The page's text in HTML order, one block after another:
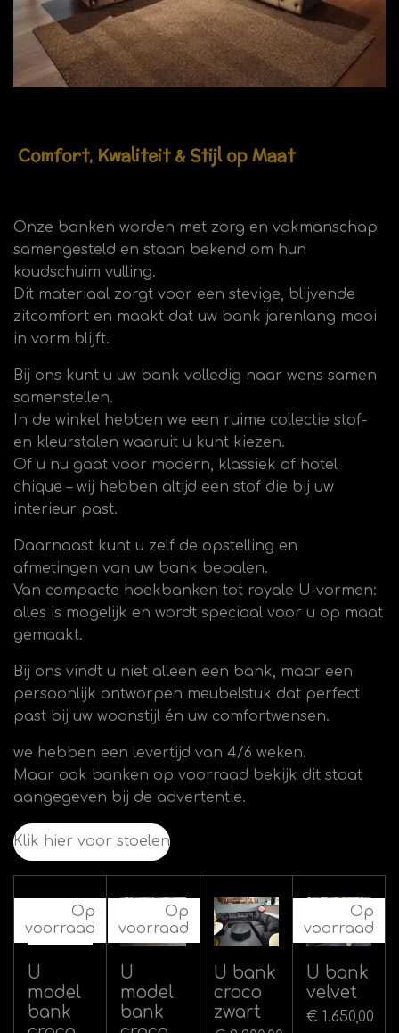
Comfort, Kwaliteit & Stijl op Maat
Onze banken worden met zorg en vakmanschap
samengesteld en staan bekend om hun
koudschuim vulling.
Dit materiaal zorgt voor een stevige, blijvende
zitcomfort en maakt dat uw bank jarenlang mooi
in vorm blijft.
Bij ons kunt u uw bank volledig naar wens samen
samenstellen.
In de winkel hebben we een ruime collectie stof-
en kleurstalen waaruit u kunt kiezen.
Of u nu gaat voor modern, klassiek of hotel
chique – wij hebben altijd een stof die bij uw
interieur past.
Daarnaast kunt u zelf de opstelling en
afmetingen van uw bank bepalen.
Van compacte hoekbanken tot royale U-vormen:
alles is mogelijk en wordt speciaal voor u op maat
gemaakt.
Bij ons vindt u niet alleen een bank, maar een
persoonlijk ontworpen meubelstuk dat perfect
past bij uw woonstijl én uw comfortwensen.
we hebben een levertijd van 4/6 weken.
Maar ook banken op voorraad bekijk dit staat
aangegeven bij de advertentie.
Klik hier voor stoelen
Op
voorraad
U
model
bank
Op
voorraad
U
model
bank
U bank
croco
zwart
Op
voorraad
U bank
velvet
€ 1.650,00